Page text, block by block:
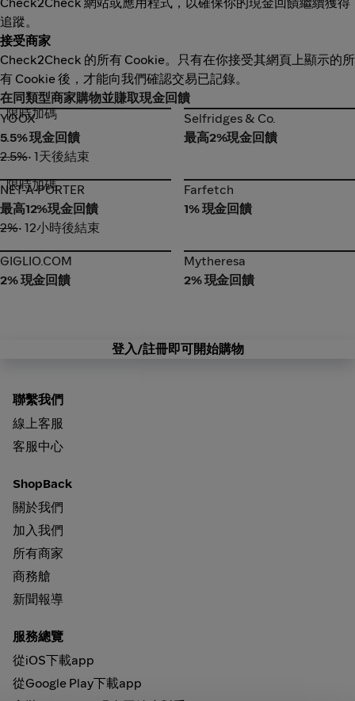
Check2Check 網站或應用程式，以確保你的現金回饋繼續獲得
追蹤。
接受商家
Check2Check 的所有 Cookie。只有在你接受其網頁上顯示的所
有 Cookie 後，才能向我們確認交易已記錄。
在同類型商家購物並賺取現金回饋
YOOX
限時加碼
YOOX
5.5% 現金回饋
2.5%• 1天後結束
Selfridges & Co.
Selfridges & Co.
最高2%現金回饋
NET-A-PORTER
限時加碼
NET-A-PORTER
最高12%現金回饋
2%• 12小時後結束
Farfetch
Farfetch
1% 現金回饋
GIGLIO.COM
GIGLIO.COM
2% 現金回饋
Mytheresa
Mytheresa
2% 現金回饋
登入/註冊即可開始購物
聯繫我們
線上客服
客服中心
ShopBack
關於我們
加入我們
所有商家
商務艙
新聞報導
服務總覽
從iOS下載app
從Google Play下載app